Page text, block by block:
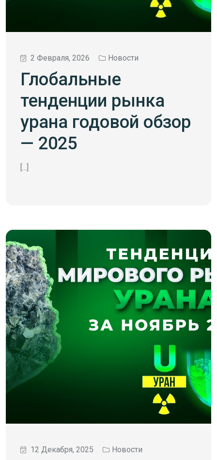
2 Февраля, 2026 Новости
Глобальные
тенденции рынка
урана годовой обзор
— 2025
[...]
12 Декабря, 2025 Новости